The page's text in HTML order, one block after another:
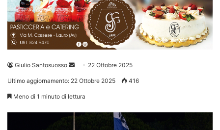
Giulio Santosuosso
Invia 22 Ottobre 2025
Ultimo aggiornamento: 22 Ottobre 2025 416
Meno di 1 minuto di lettura